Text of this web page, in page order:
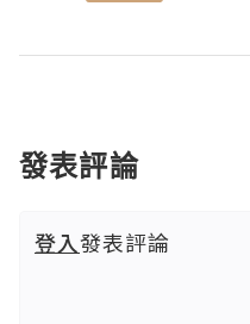
發表評論
登入發表評論